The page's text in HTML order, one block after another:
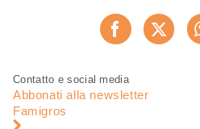
Piè
pagina
Navigazione
pagina
Contatto e social media
Abbonati alla newsletter
Famigros